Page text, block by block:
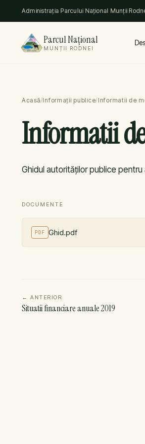
Administrația Parcului Național Munții
Parcul Național
MUNȚII RODNEI
Acasă/Informații publice/Informatii de
Informatii
Ghidul autorităților publice
DOCUMENTE
PDF Ghid.pdf
←ANTERIOR
Situatii financiare anuale 2019